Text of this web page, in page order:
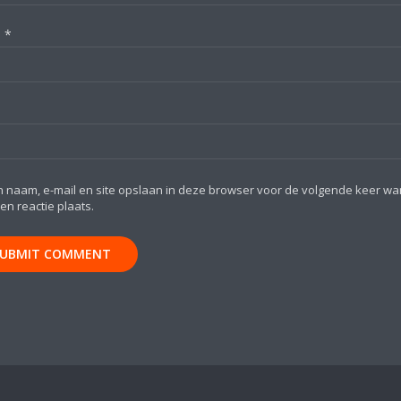
*
naam, e-mail en site opslaan in deze browser voor de volgende keer
reactie plaats.